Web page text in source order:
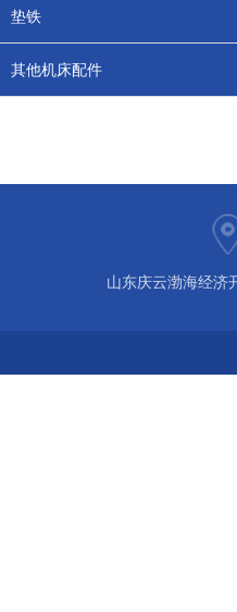
垫铁
其他机床配件
山东庆云渤海经济